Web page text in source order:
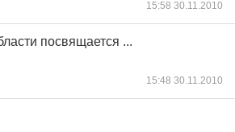
15:58 30.11.2010
посвящается ...
15:48 30.11.2010